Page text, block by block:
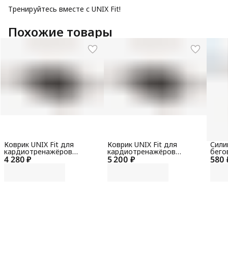
Тренируйтесь вместе с UNIX Fit!
Похожие товары
4 280 ₽
Коврик UNIX Fit для
кардиотренажёров
200x100x0,6 см 5 200 ₽
Коврик UNIX Fit для
кардиотренажёров
220x110x0,6 см 580